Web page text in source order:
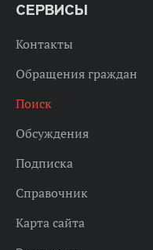
СЕРВИСЫ
Контакты
Обращения граждан
Поиск
Обсуждения
Подписка
Справочник
Карта сайта